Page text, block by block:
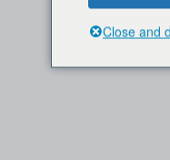
Close and